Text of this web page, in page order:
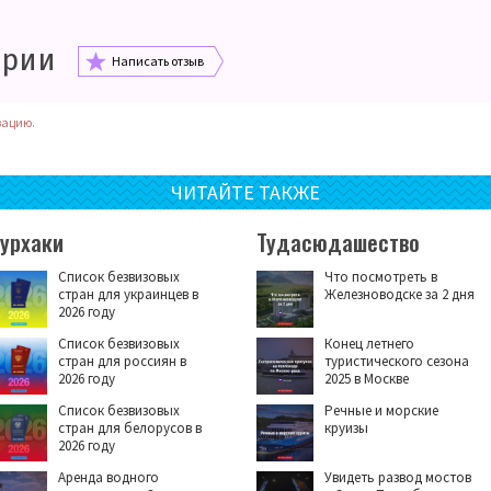
Написать отзыв
ЧИТАЙТЕ ТАКЖЕ
Список безвизовых
стран для украинцев в
2026 году
Список безвизовых
стран для россиян в
2026 году
Список безвизовых
стран для белорусов в
2026 году
Аренда водного
Тудасюдашество
Что посмотреть в
Железноводске за 2 дня
Конец летнего
туристического сезона
2025 в Москве
Речные и морские
круизы
Увидеть развод мостов